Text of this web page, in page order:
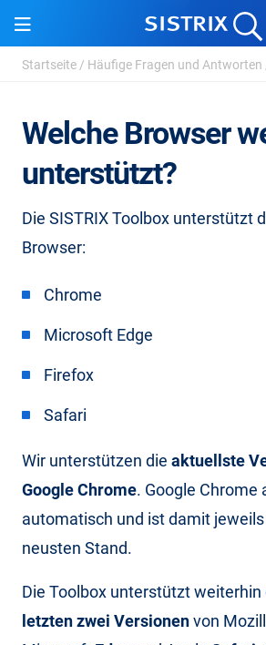
Startseite / Häufige Fragen und Antworten
Welche Browser
unterstützt?
Die SISTRIX Toolbox unterstützt
Browser:
Chrome
Microsoft Edge
Firefox
Safari
Wir unterstützen die aktuellste
Google Chrome. Google Chrome
automatisch und ist damit
neusten Stand.
Die Toolbox unterstützt weiterhin
letzten zwei Versionenvon